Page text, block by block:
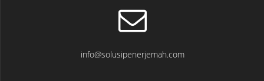
info@solusipenerjemah.com